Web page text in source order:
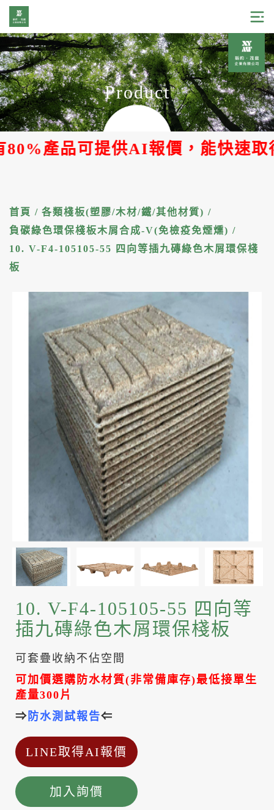
Product
可提供AI報價，能快速取得報價
首頁 / 各類棧板(塑膠/木材/鐵/其他材質) /
負碳綠色環保棧板木屑合成-V(免檢疫免煙燻) /
10. V-F4-105105-55 四向等插九磚綠色木屑環保棧
板
10. V-F4-105105-55 四向等
插九磚綠色木屑環保棧板
可套疊收納不佔空間
可加價選購防水材質(非常備庫存)最低接單生
產量300 片
⇒ 防水測試報告⇐
LINE取得AI報價
加入詢價